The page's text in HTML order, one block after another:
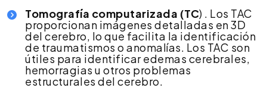
Tomografía computarizada (TC) . Los TAC
proporcionan imágenes detalladas en 3D
del cerebro, lo que facilita la identificación
de traumatismos o anomalías. Los TAC son
útiles para identificar edemas cerebrales,
hemorragias u otros problemas
estructurales del cerebro.